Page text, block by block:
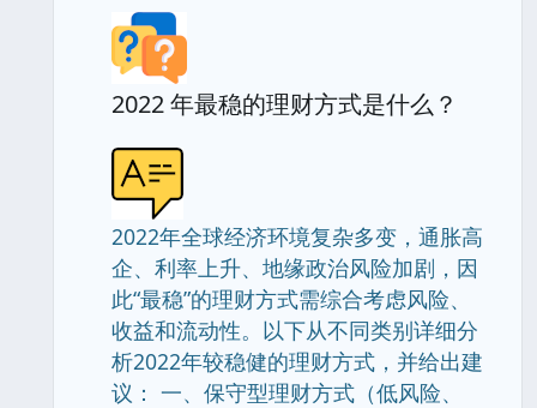
2022 年最稳的理财方式是什么？
2022年全球经济环境复杂多变，通胀高
企、利率上升、地缘政治风险加剧，因
此“最稳”的理财方式需综合考虑风险、
收益和流动性。以下从不同类别详细分
析2022年较稳健的理财方式，并给出建
议： 一、保守型理财方式（低风险、